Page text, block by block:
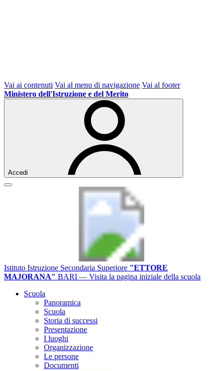
Vai ai contenuti Vai al menu di navigazione Vai al footer
Ministero dell'Istruzione e del Merito
Accedi
Istituto Istruzione Secondaria Superiore "ETTORE
MAJORANA" BARI — Visita la pagina iniziale della scuola
Scuola
Panoramica
Scuola
Storia di successi
Presentazione
I luoghi
Organizzazione
Le persone
Documenti